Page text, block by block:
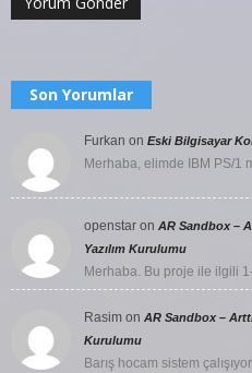
Son Yorumlar
Furkan on Eski Bilgisayar
Merhaba, elimde IBM PS/1
openstar on AR Sandbox –
Yazılım Kurulumu
Merhaba. Bu proje ile ilgili
Rasim on AR Sandbox –
Kurulumu
Barış hocam sistem